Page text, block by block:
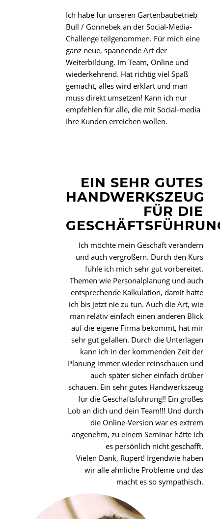
Ich habe für unseren Gartenbaubetrieb
Bull / Gönnebek an der Social-Media-
Challenge teilgenommen. Für mich eine
ganz neue, spannende Art der
Weiterbildung. Im Team, Online und
wiederkehrend. Hat richtig viel Spaß
gemacht, alles wird erklärt und man
muss direkt umsetzen! Kann ich nur
empfehlen für alle, die mit Social-media
Ihre Kunden erreichen wollen.
EIN SEHR GUTES
HANDWERKSZEUG
FÜR DIE
Ich möchte mein Geschäft verändern
und auch vergrößern. Durch den Kurs
fühle ich mich sehr gut vorbereitet.
Themen wie Personalplanung und auch
entsprechende Kalkulation, damit hatte
ich bis jetzt nie zu tun. Auch die Art, wie
man relativ einfach einen anderen Blick
auf die eigene Firma bekommt, hat mir
sehr gut gefallen. Durch die Unterlagen
kann ich in der kommenden Zeit der
Planung immer wieder reinschauen und
auch später sicher einfach drüber
schauen. Ein sehr gutes Handwerkszeug
für die Geschäftsführung!! Ein großes
Lob an dich und dein Team!!! Und durch
die Online-Version war es extrem
angenehm, zu einem Seminar hätte ich
es persönlich nicht geschafft.
Vielen Dank, Rupert! Irgendwie haben
wir alle ähnliche Probleme und das
macht es so sympathisch.